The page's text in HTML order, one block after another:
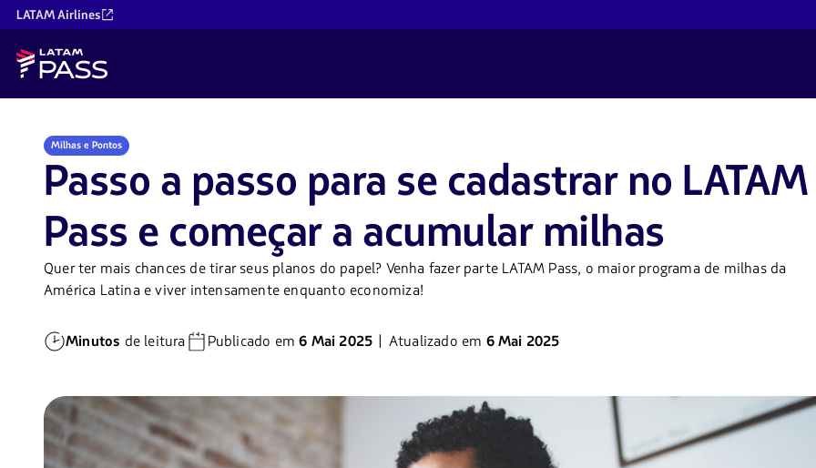
LATAM Airlines
Milhas e Pontos
Passo a passo para se cadastrar no LATAM
Pass e começar a acumular milhas
Quer ter mais chances de tirar seus planos do papel? Venha fazer parte LATAM Pass, o maior programa de milhas da
América Latina e viver intensamente enquanto economiza!
Minutos de leitura Publicado em6 Mai 2025 | Atualizado em 6 Mai 2025